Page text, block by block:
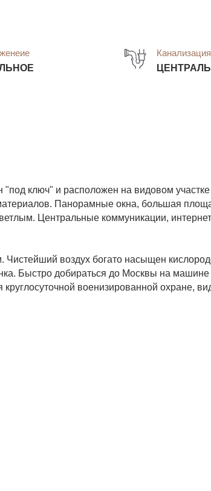
Канализация
ключ" и расположен на видовом участке
Панорамные окна, большая
Центральные коммуникации,
Чистейший воздух богато насыщен
Быстро добираться до Москвы на
военизированной охране,